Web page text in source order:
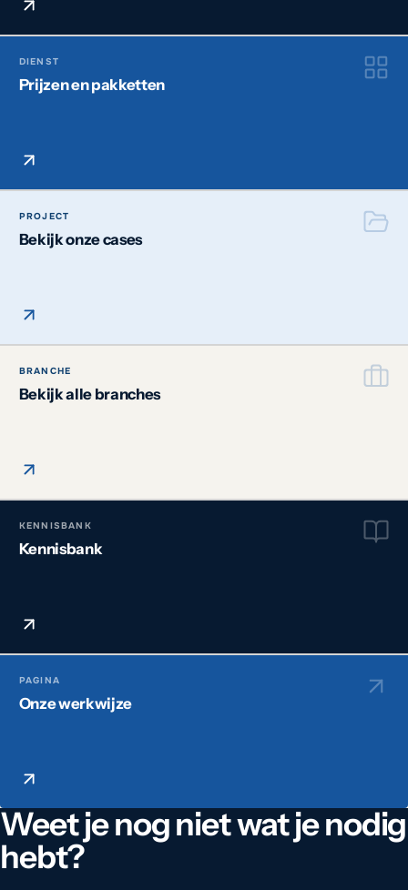
DIENST
Prijzen en pakketten
PROJECT
Bekijk onze cases
BRANCHE
Bekijk alle branches
KENNISBANK
Kennisbank
PAGINA
Onze werkwijze
Weet je nog niet wat je nodig
hebt?